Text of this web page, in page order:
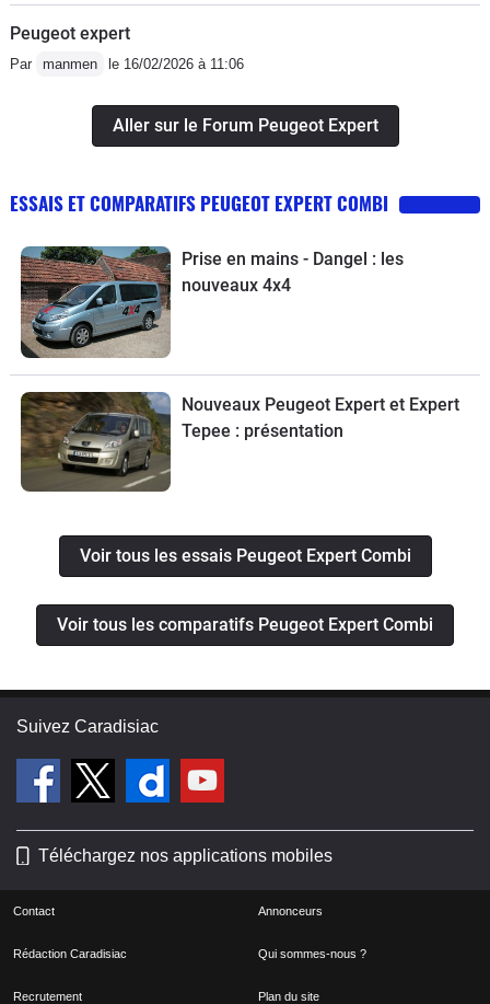
Peugeot expert
Par manmen le 16/02/2026 à 11:06
Aller sur le Forum Peugeot Expert
ESSAIS ET COMPARATIFS PEUGEOT EXPERT COMBI
Prise en mains - Dangel : les
nouveaux 4x4
Nouveaux Peugeot Expert et Expert
Tepee : présentation
Voir tous les essais Peugeot Expert Combi
Voir tous les comparatifs Peugeot Expert Combi
Suivez Caradisiac
Téléchargez nos applications mobiles
Contact Annonceurs
Rédaction Caradisiac Qui sommes-nous ?
Recrutement Plan du site